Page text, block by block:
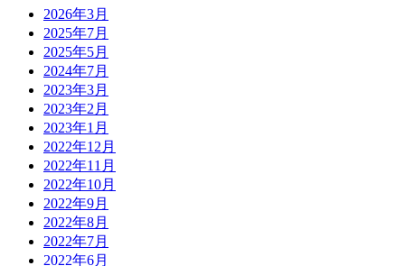
2026年3月
2025年7月
2025年5月
2024年7月
2023年3月
2023年2月
2023年1月
2022年12月
2022年11月
2022年10月
2022年9月
2022年8月
2022年7月
2022年6月